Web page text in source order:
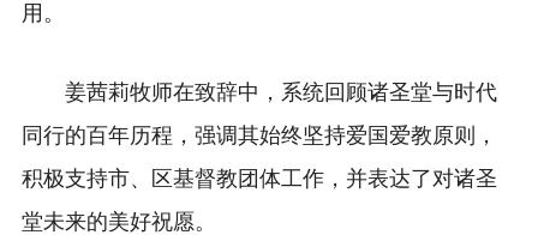
用。
姜茜莉牧师在致辞中，系统回顾诸圣堂与时代
同行的百年历程，强调其始终坚持爱国爱教原则，
积极支持市、区基督教团体工作，并表达了对诸圣
堂未来的美好祝愿。